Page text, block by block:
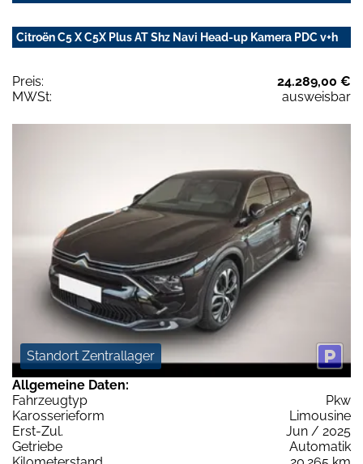
Citroën C5 X C5X Plus AT Shz Navi Head-up Kamera PDC v+h
Preis:
24.289,00 €
MWSt:
ausweisbar
Standort Zentrallager
Allgemeine Daten:
Fahrzeugtyp
Pkw
Karosserieform
Limousine
Erst-Zul.
Jun / 2025
Getriebe
Automatik